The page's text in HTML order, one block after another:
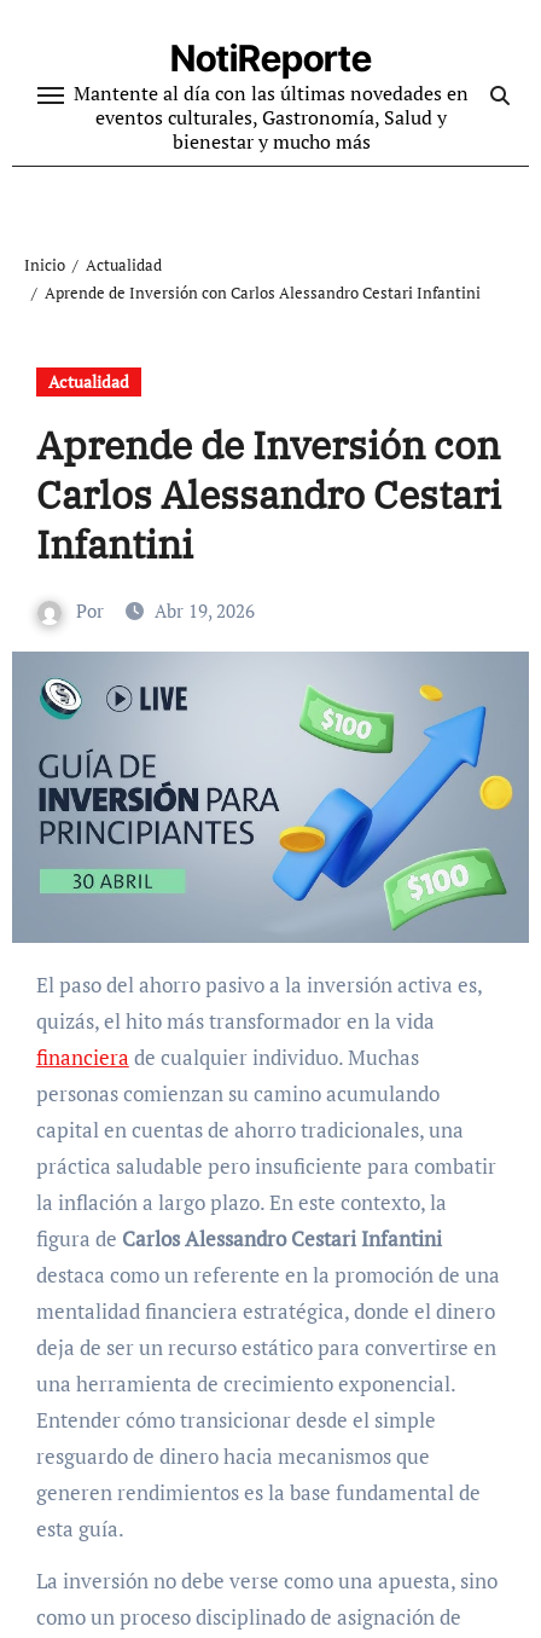
contenido
NotiReporte
Mantente al día con las últimas novedades en
eventos culturales, Gastronomía, Salud y
bienestar y mucho más
Inicio
Actualidad
Aprende de Inversión con Carlos Alessandro Cestari Infantini
Actualidad
Aprende de Inversión con
Carlos Alessandro Cestari
Infantini
Por Abr 19, 2026
El paso del ahorro pasivo a la inversión activa es,
quizás, el hito más transformador en la vida
financiera de cualquier individuo. Muchas
personas comienzan su camino acumulando
capital en cuentas de ahorro tradicionales, una
práctica saludable pero insuficiente para combatir
la inflación a largo plazo. En este contexto, la
figura de Carlos Alessandro Cestari Infantini
destaca como un referente en la promoción de una
mentalidad financiera estratégica, donde el dinero
deja de ser un recurso estático para convertirse en
una herramienta de crecimiento exponencial.
Entender cómo transicionar desde el simple
resguardo de dinero hacia mecanismos que
generen rendimientos es la base fundamental de
esta guía.
La inversión no debe verse como una apuesta, sino
como un proceso disciplinado de asignación de